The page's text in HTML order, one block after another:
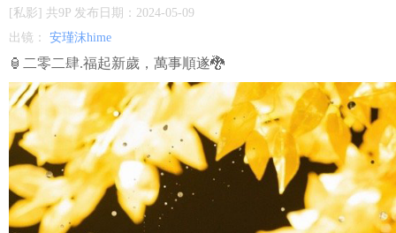
[私影] 共9P 发布日期：2024-05-09
出镜： 安瑾沫hime
🏮二零二肆.福起新歲，萬事順遂🐉